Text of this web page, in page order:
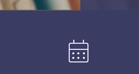
calendar_month